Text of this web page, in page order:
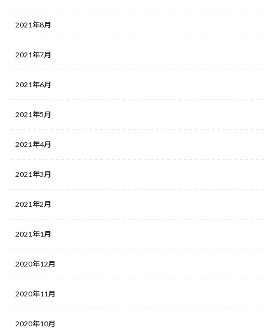
2021年8月
2021年7月
2021年6月
2021年5月
2021年4月
2021年3月
2021年2月
2021年1月
2020年12月
2020年11月
2020年10月